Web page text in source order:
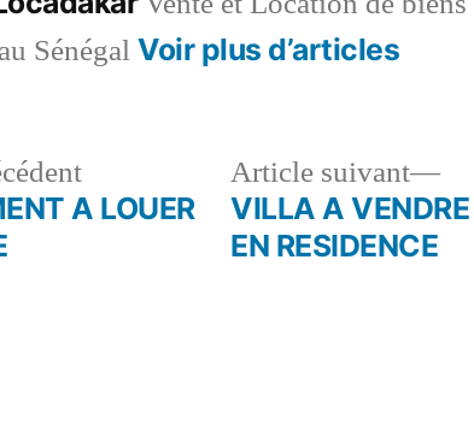
SénégalVoir plus d’articles
Article
précédent :
A LOUER
Article suivant
VILLA A
EN RESIDENCE